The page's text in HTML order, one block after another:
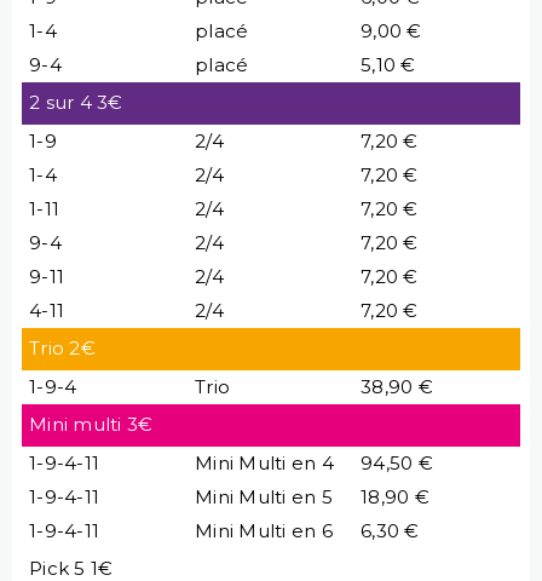
1-4
placé
9,00 €
9-4
placé
5,10 €
2 sur 4 3€
1-9
2/4
7,20 €
1-4
2/4
7,20 €
1-11
2/4
7,20 €
9-4
2/4
7,20 €
9-11
2/4
7,20 €
4-11
2/4
7,20 €
Trio 2€
1-9-4
Trio
38,90 €
Mini multi 3€
1-9-4-11
Mini Multi en 4
94,50 €
1-9-4-11
Mini Multi en 5
18,90 €
1-9-4-11
Mini Multi en 6
6,30 €
Pick 5 1€